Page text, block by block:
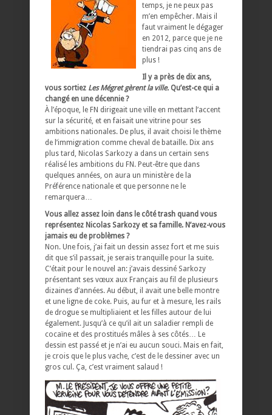
temps, je ne peux pas
m’en empêcher. Mais il
faut vraiment le dégager
en 2012, parce que je ne
tiendrai pas cinq ans de
plus !
Il y a près de dix ans,
vous sortiez Les Mégret gèrent la ville. Qu’est-ce qui a
changé en une décennie ?
À l’époque, le FN dirigeait une ville en mettant l’accent
sur la sécurité, et en faisait une vitrine pour ses
ambitions nationales. De plus, il avait choisi le thème
de l’immigration comme cheval de bataille. Dix ans
plus tard, Nicolas Sarkozy a dans un certain sens
réalisé les ambitions du FN. Peut-être que dans
quelques années, on aura un ministère de la
Préférence nationale et que personne ne le
remarquera…
Vous allez assez loin dans le côté trash quand vous
représentez Nicolas Sarkozy et sa famille. N’avez-vous
jamais eu de problèmes ?
Non. Une fois, j’ai fait un dessin assez fort et me suis
dit que s’il passait, je serais tranquille pour la suite.
C’était pour le nouvel an: j’avais dessiné Sarkozy
présentant ses vœux aux Français au fil de plusieurs
dizaines d’années. Au début, il avait une belle montre
et une ligne de coke. Puis, au fur et à mesure, les rails
de drogue se multipliaient et les filles autour de lui
également. Jusqu’à ce qu’il ait un saladier rempli de
cocaïne et des prostitués mâles à ses côtés… Le
dessin est passé et je n’ai eu aucun souci. Mais en fait,
je crois que le plus vache, c’est de le dessiner avec un
gros cul. Ça, c’est vraiment salaud !